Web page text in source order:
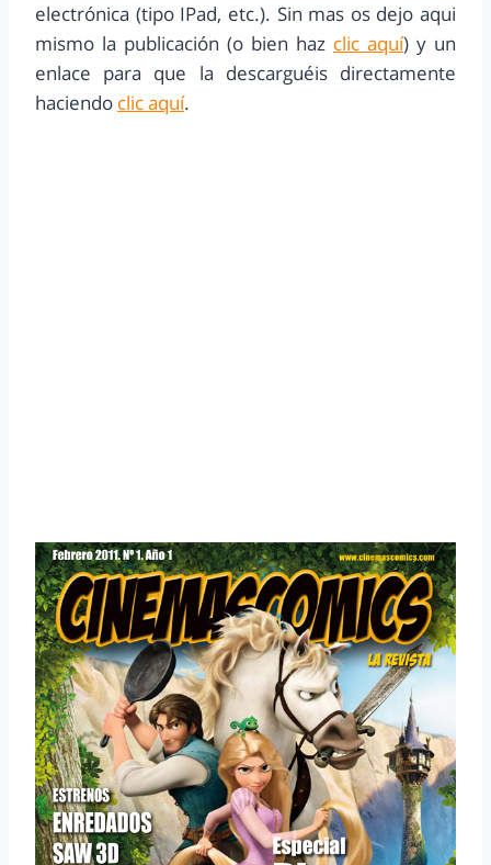
electrónica (tipo IPad, etc.). Sin mas os dejo aqui
mismo la publicación (o bien haz clic aquí) y un
enlace para que la descarguéis directamente
haciendo clic aquí.